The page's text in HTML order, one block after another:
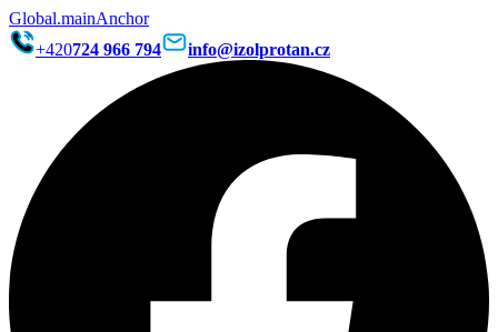
Global.mainAnchor
+420724 966 794 info@izolprotan.cz